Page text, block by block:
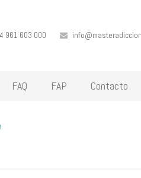
961 603 000
FAQ FAP Contacto